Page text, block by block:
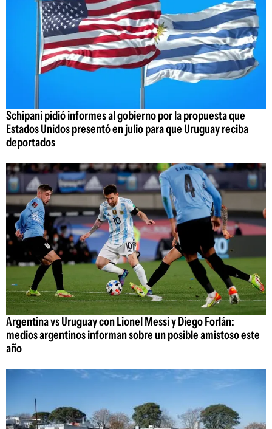
Schipani pidió informes al gobierno por la propuesta que
Estados Unidos presentó en julio para que Uruguay reciba
deportados
Argentina vs Uruguay con Lionel Messi y Diego Forlán:
medios argentinos informan sobre un posible amistoso este
año